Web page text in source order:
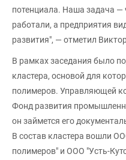
потенциала. Наша задача
работали, а предприятия
развития", — отметил
В рамках заседания было
кластера, основой для
полимеров. Управляющей
Фонд развития
он займется его
В состав кластера вошли
полимеров" и ООО "Усть-